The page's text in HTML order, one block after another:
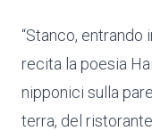
“Stanco, entrando
recita la poesia
nipponici sulla
terra, del